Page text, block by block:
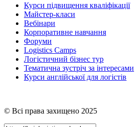
Курси підвищення кваліфікації
Майстер-класи
Вебінари
Корпоративне навчання
Форуми
Logistics Camps
Логістичний бізнес тур
Тематична зустріч за інтересами
Курси англійської для логістів
© Всі права захищено 2025